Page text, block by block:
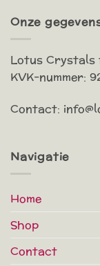
Onze
Lotus
KVK-nummer:
Contact:
Navigatie
Home
Shop
Contact